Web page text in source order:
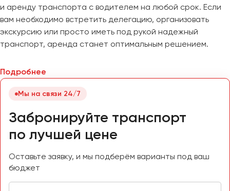
и аренду транспорта с водителем на любой срок. Если
вам необходимо встретить делегацию, организовать
экскурсию или просто иметь под рукой надежный
транспорт, аренда станет оптимальным решением.
Подробнее
Мы на связи 24/7
Забронируйте транспорт
по лучшей цене
Оставьте заявку, и мы подберём варианты под ваш
бюджет